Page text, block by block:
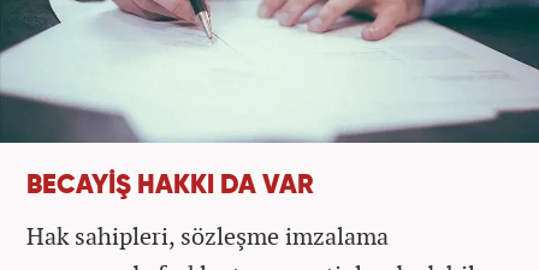
BECAYİŞ HAKKI DA VAR
Hak sahipleri, sözleşme imzalama